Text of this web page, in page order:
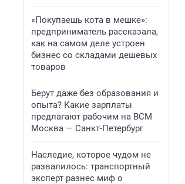
«Покупаешь кота в мешке»:
предприниматель рассказала,
как на самом деле устроен
бизнес со складами дешевых
товаров
Берут даже без образования и
опыта? Какие зарплаты
предлагают рабочим на ВСМ
Москва — Санкт-Петербург
Наследие, которое чудом не
развалилось: транспортный
эксперт разнес миф о